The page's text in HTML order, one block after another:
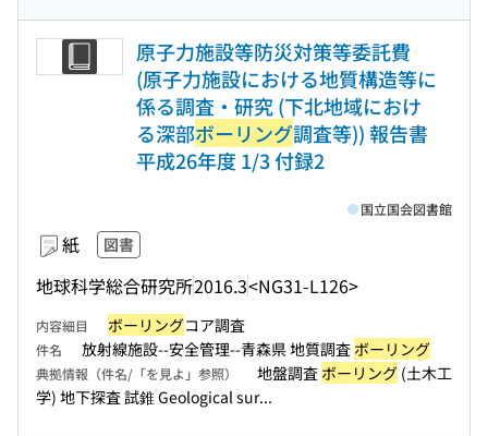
原子力施設等防災対策等委託費
(原子力施設における地質構造等に
係る調査・研究 (下北地域におけ
る深部ボーリング調査等)) 報告書
平成26年度 1/3 付録2
紙 図書
地球科学総合研究所2016.3<NG31-L126>
国立国会図書館
内容細目 ボーリングコア調査
件名 放射線施設--安全管理--青森県 地質調査 ボーリング
典拠情報（件名/「を見よ」参照） 地盤調査 ボーリング (土木工
学) 地下探査 試錐 Geological sur...